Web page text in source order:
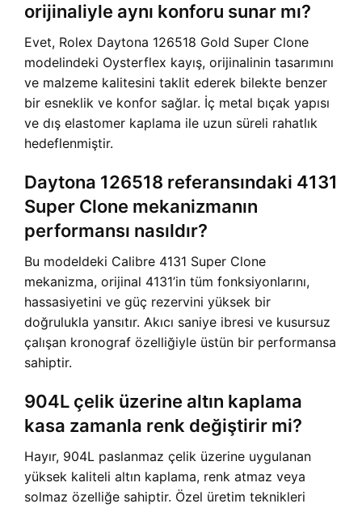
orijinaliyle aynı konforu sunar mı?
Evet, Rolex Daytona 126518 Gold Super Clone
modelindeki Oysterflex kayış, orijinalinin tasarımını
ve malzeme kalitesini taklit ederek bilekte benzer
bir esneklik ve konfor sağlar. İç metal bıçak yapısı
ve dış elastomer kaplama ile uzun süreli rahatlık
hedeflenmiştir.
Daytona 126518 referansındaki 4131
Super Clone mekanizmanın
performansı nasıldır?
Bu modeldeki Calibre 4131 Super Clone
mekanizma, orijinal 4131’in tüm fonksiyonlarını,
hassasiyetini ve güç rezervini yüksek bir
doğrulukla yansıtır. Akıcı saniye ibresi ve kusursuz
çalışan kronograf özelliğiyle üstün bir performansa
sahiptir.
904L çelik üzerine altın kaplama
kasa zamanla renk değiştirir mi?
Hayır, 904L paslanmaz çelik üzerine uygulanan
yüksek kaliteli altın kaplama, renk atmaz veya
solmaz özelliğe sahiptir. Özel üretim teknikleri